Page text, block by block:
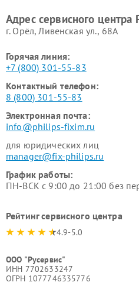
Адрес сервисного центра
г. Орёл, Ливенская ул., 68А
Горячая линия:
+7 (800) 301-55-83
Контактный телефон:
8 (800) 301-55-83
Электронная почта:
info@philips-fixim.ru
для юридических лиц
manager@fix-philips.ru
График работы:
ПН-ВСК с 9:00 до 21:00 без
Рейтинг сервисного центра
4.9-5.0
ООО "Русервис"
ИНН 7702633247
ОГРН 1077746335776